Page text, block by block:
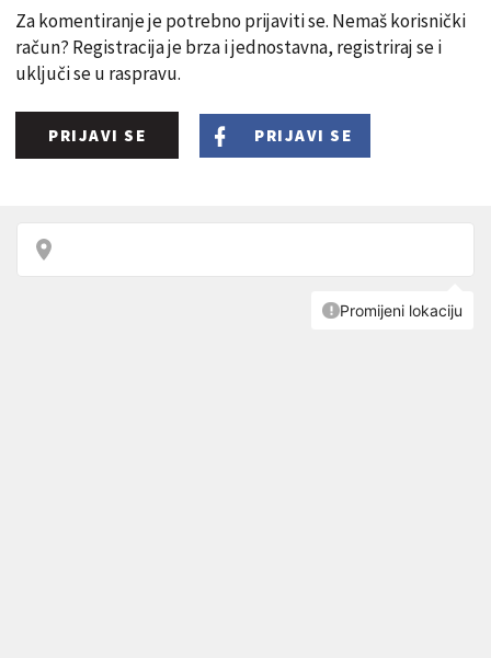
Za komentiranje je potrebno prijaviti se. Nemaš korisnički
račun? Registracija je brza i jednostavna, registriraj se i
uključi se u raspravu.
PRIJAVI SE PRIJAVI SE